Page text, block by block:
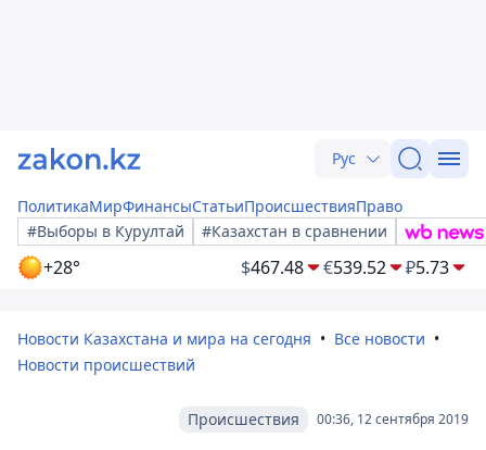
Рус
ПолитикаМирФинансыСтатьиПроисшествияПраво
#Выборы в Курултай
#Казахстан в сравнении
+28° $467.48 €539.52 ₽5.73
Новости Казахстана и мира на сегодня
Все новости
Новости происшествий
00:36, 12 сентября 2019
Происшествия